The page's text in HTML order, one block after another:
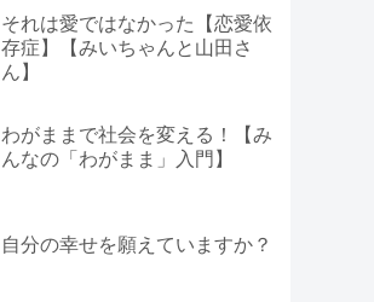
それは愛ではなかった【恋愛依
存症】【みいちゃんと山田さ
ん】
わがままで社会を変える！【み
んなの「わがまま」入門】
自分の幸せを願えていますか？